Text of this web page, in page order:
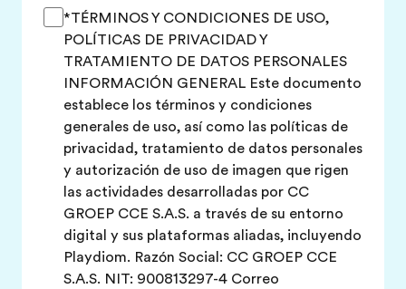
*TÉRMINOS Y CONDICIONES DE USO,
POLÍTICAS DE PRIVACIDAD Y
TRATAMIENTO DE DATOS PERSONALES
INFORMACIÓN GENERAL Este documento
establece los términos y condiciones
generales de uso, así como las políticas de
privacidad, tratamiento de datos personales
y autorización de uso de imagen que rigen
las actividades desarrolladas por CC
GROEP CCE S.A.S. a través de su entorno
digital y sus plataformas aliadas, incluyendo
Playdiom. Razón Social: CC GROEP CCE
S.A.S. NIT: 900813297-4 Correo